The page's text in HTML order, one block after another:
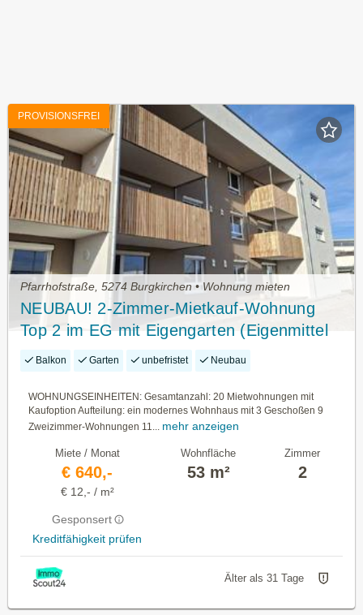
PROVISIONSFREI
Pfarrhofstraße, 5274 Burgkirchen • Wohnung mieten
NEUBAU! 2-Zimmer-Mietkauf-Wohnung
Top 2 im EG mit Eigengarten (Eigenmittel
erforderlich)
Balkon Garten unbefristet Neubau
WOHNUNGSEINHEITEN: Gesamtanzahl: 20 Mietwohnungen mit
Kaufoption Aufteilung: ein modernes Wohnhaus mit 3 Geschoßen 9
Zweizimmer-Wohnungen 11... mehr anzeigen
Miete / Monat
€ 640,-
€ 12,- / m²
Gesponsert
Kreditfähigkeit prüfen
Wohnfläche
53 m²
Zimmer
2
Älter als 31 Tage